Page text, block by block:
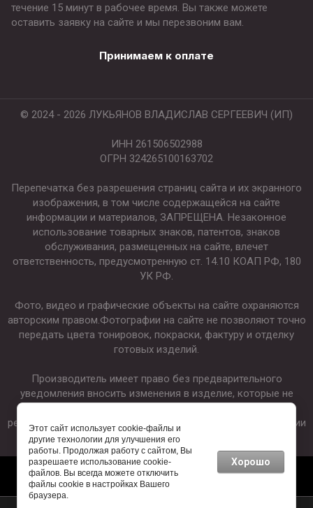
течение 15 минут в рабочее время. Вы также можете
оставить заявку на сайте и мы перезвоним вам.
Принимаем к оплате
© 2024 - 2026 ЛУКЬЯНОВ ВЛАДИСЛАВ СЕРГЕЕВИЧ (ИП)
ИНН 261506502988
ОГРН 324265100163702
Перепечатка без разрешения страниц сайта и их экранного
изображения, в том числе содержащейся на сайте
информации и материалов, ЗАПРЕЩЕНА. Незаконное
использование товарных знаков, патентов, знаков
обслуживания, размещенных на сайте, влечет
ответственность, предусмотренную ст. 14.10 КОАП РФ, 180
УК РФ.
Фото, видео и графические объекты на сайте охраняются
авторским правом.Фотографии на сайте не позволяют точно
передать цвета тонировок, покраски, фактуру и отделку
готовых изделий.
Производитель имеет право без предварительного
уведомления вносить изменения в изделие, которые не
результатом работ по усовершенствованию его конструкции
или технологии производства.
Этот сайт использует cookie-файлы и
другие технологии для улучшения его
работы. Продолжая работу с сайтом, Вы
разрешаете использование cookie-
файлов. Вы всегда можете отключить
файлы cookie в настройках Вашего
браузера.
Хорошо